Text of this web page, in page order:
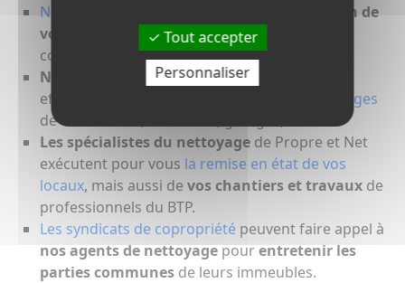
Nos laveurs de vitres
l’entretien de
vos vitreries et voletsde bureaux ou de
commerce.
Notre service de nettoyageintervient pour
effectuer le
nettoyage des enseignes et bardages
de commerces, industries, garages, etc.
Les spécialistes du nettoyage de Propre et Net
exécutent pour vous la remise en état de vos
locaux, mais aussi de vos chantiers et travaux de
professionnels du BTP.
Les syndicats de copropriété peuvent faire appel à
nos agents de nettoyagepourentretenir les
parties communes de leurs immeubles.
Tout accepter
Personnaliser